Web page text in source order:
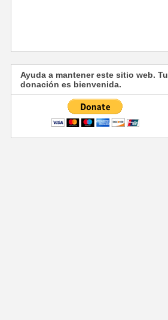
Ayuda a mantener este sitio web. Tu
donación es bienvenida.